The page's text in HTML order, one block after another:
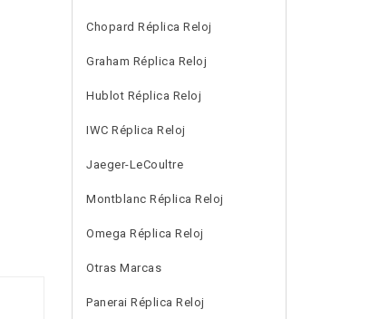
Chopard Réplica Reloj
Graham Réplica Reloj
Hublot Réplica Reloj
IWC Réplica Reloj
Jaeger-LeCoultre
Montblanc Réplica Reloj
Omega Réplica Reloj
Otras Marcas
Panerai Réplica Reloj